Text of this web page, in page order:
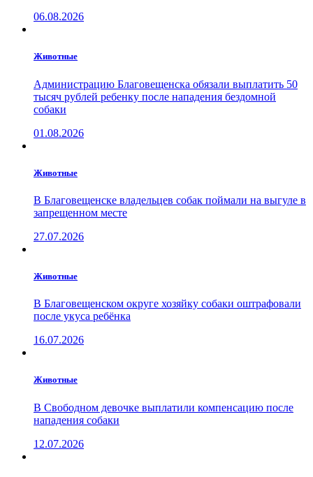
06.08.2026
Животные
Администрацию Благовещенска обязали выплатить 50
тысяч рублей ребенку после нападения бездомной
собаки
01.08.2026
Животные
В Благовещенске владельцев собак поймали на выгуле в
запрещенном месте
27.07.2026
Животные
В Благовещенском округе хозяйку собаки оштрафовали
после укуса ребёнка
16.07.2026
Животные
В Свободном девочке выплатили компенсацию после
нападения собаки
12.07.2026